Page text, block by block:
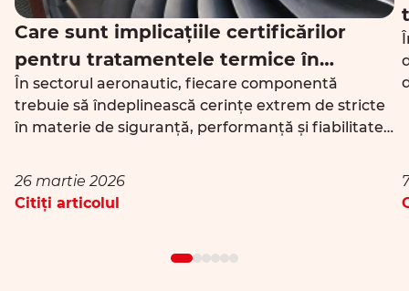
Care sunt implicațiile certificărilor
pentru tratamentele termice în
sectorul aeronautic?
În sectorul aeronautic, fiecare componentă
trebuie să îndeplinească cerințe extrem de stricte
în materie de siguranță, performanță și fiabilitate.
obținerea proprietăților mecanice dorite, dar nu
poate fi luat în considerare fără un cadru strict de
26 martie 2026
Citiți articolul